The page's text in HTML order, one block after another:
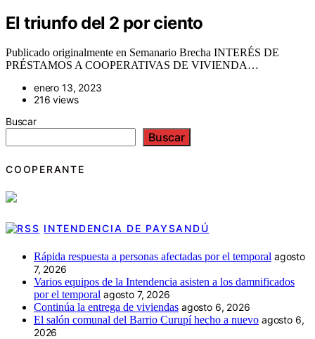
El triunfo del 2 por ciento
Publicado originalmente en Semanario Brecha INTERÉS DE
PRÉSTAMOS A COOPERATIVAS DE VIVIENDA…
enero 13, 2023
216 views
Buscar
Buscar
COOPERANTE
INTENDENCIA DE PAYSANDÚ
Rápida respuesta a personas afectadas por el temporal agosto
7, 2026
Varios equipos de la Intendencia asisten a los damnificados
por el temporal agosto 7, 2026
Continúa la entrega de viviendas agosto 6, 2026
El salón comunal del Barrio Curupí hecho a nuevo agosto 6,
2026